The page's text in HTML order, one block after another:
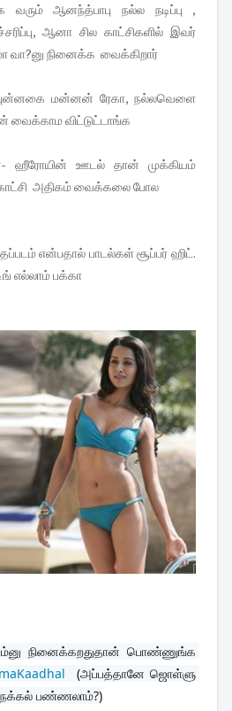
வரும் ஆனந்த்பாபு நல்ல நடிப்பு ,
ஆனா சில காட்சிகளில் இவர்
வா?னு நினைக்க வைக்கிறார்
மன்னன் ரேகா, நல்லவெளை
வைக்காம விட்டுட்டாங்க
ஹீரோயின் ஊடல் தான் முக்கியம்
அதிகம் வைக்கலை போல
என்பதால் பாடல்கள் சூப்பர் ஹிட்.
எல்லாம் பக்கா
நினைக்கறதுதான் பொண்ணுங்க
  (அப்பத்தானே ஜொள்ளு
நக்கல் பண்ணலாம்?)